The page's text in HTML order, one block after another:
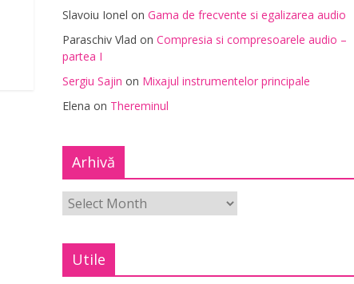
Slavoiu Ionel on Gama de frecvente si egalizarea audio
Paraschiv Vlad on Compresia si compresoarele audio –
partea I
Sergiu Sajin on Mixajul instrumentelor principale
Elena on Thereminul
Arhivă
Utile